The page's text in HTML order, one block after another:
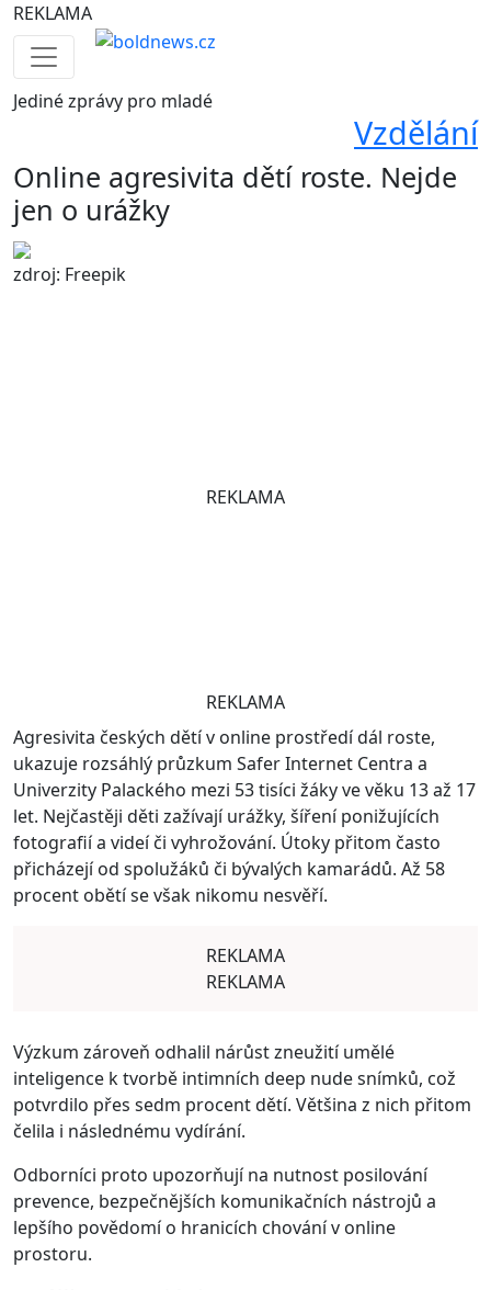
REKLAMA
Jedinézprávy pro mladé
Vzdělání
Online agresivita dětí roste. Nejde
jen o urážky
zdroj: Freepik
REKLAMA
REKLAMA
Agresivita českých dětí v online prostředí dál roste,
ukazuje rozsáhlý průzkum Safer Internet Centra a
Univerzity Palackého mezi 53 tisíci žáky ve věku 13 až 17
let. Nejčastěji děti zažívají urážky, šíření ponižujících
fotografií a videí či vyhrožování. Útoky přitom často
přicházejí od spolužáků či bývalých kamarádů. Až 58
procent obětí se však nikomu nesvěří.
REKLAMA
REKLAMA
Výzkum zároveň odhalil nárůst zneužití umělé
inteligence k tvorbě intimních deep nude snímků, což
potvrdilo přes sedm procent dětí. Většina z nich přitom
čelila i následnému vydírání.
Odborníci proto upozorňují na nutnost posilování
prevence, bezpečnějších komunikačních nástrojů a
lepšího povědomí o hranicích chování v online
prostoru.